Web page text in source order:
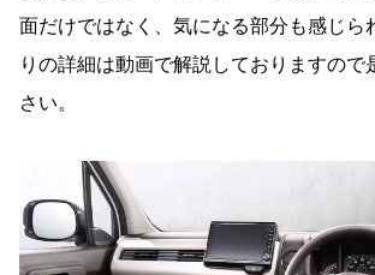
面だけではなく、気になる部分も感じら
りの詳細は動画で解説しておりますので
さい。